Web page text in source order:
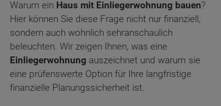
Warum ein Haus mit Einliegerwohnung bauen?
Hier können Sie diese Frage nicht nur finanziell,
sondern auch wohnlich sehranschaulich
beleuchten. Wir zeigen Ihnen, was eine
Einliegerwohnung auszeichnet und warum sie
eine prüfenswerte Option für Ihre langfristige
finanzielle Planungssicherheit ist.